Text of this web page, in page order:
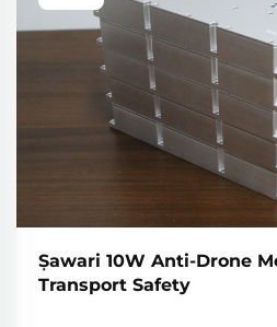
Ṣawari 10W Anti-Drone
Transport Safety